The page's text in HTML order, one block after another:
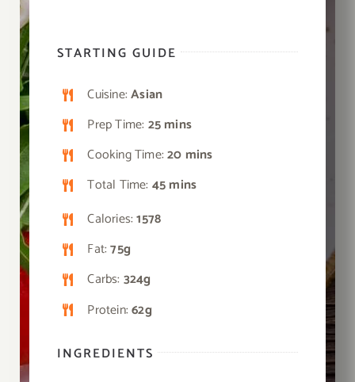
STARTING GUIDE
Cuisine:Asian
Prep Time: 25 mins
Cooking Time:20 mins
Total Time: 45 mins
Calories:1578
Fat:75g
Carbs: 324g
Protein:62g
INGREDIENTS